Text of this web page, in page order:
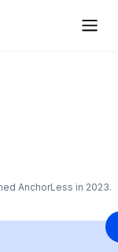
AnchorLess in 2023.